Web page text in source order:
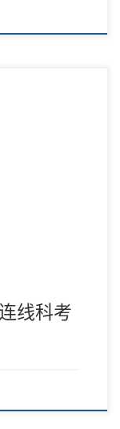
线科考